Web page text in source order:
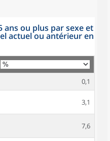
ans ou plus par sexe et
actuel ou antérieur en
0,1
3,1
7,6